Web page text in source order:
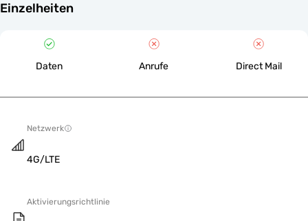
Einzelheiten
Daten Anrufe Direct Mail
Netzwerk
4G/LTE
Aktivierungsrichtlinie